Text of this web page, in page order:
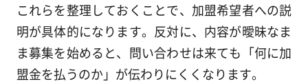
これらを整理しておくことで、加盟希望者への説
明が具体的になります。反対に、内容が曖昧なま
ま募集を始めると、問い合わせは来ても「何に加
盟金を払うのか」が伝わりにくくなります。